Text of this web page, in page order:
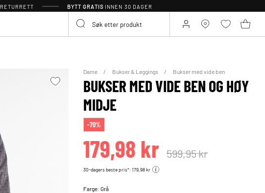
RETURRETT BYTT GRATISINNEN 30 DAGER
Dame Bukser & Leggings Bukser med vide ben
BUKSER MED VIDE BEN OG HØY
MIDJE
-70%
179,98 kr 599,95 kr
30-dagers beste pris*: 179,98 kr
Farge:Grå